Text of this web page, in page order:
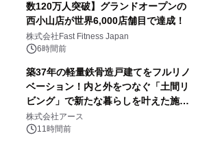
数120万人突破】グランドオープンの
西小山店が世界6,000店舗目で達成！
株式会社Fast Fitness Japan
6時間前
築37年の軽量鉄骨造戸建てをフルリノ
ベーション！内と外をつなぐ「土間リ
ビング」で新たな暮らしを叶えた施工
事例を株式会社アースが公開
株式会社アース
11時間前